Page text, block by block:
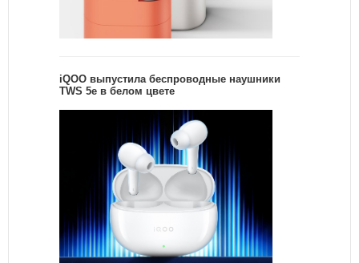
iQOO выпустила беспроводные наушники
TWS 5e в белом цвете